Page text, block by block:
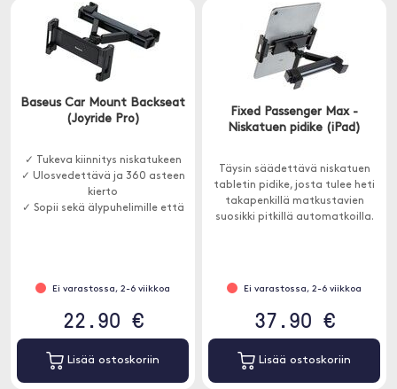
Baseus Car Mount Backseat
(Joyride Pro)
✓ Tukeva kiinnitys niskatukeen
✓ Ulosvedettävä ja 360 asteen
kierto
✓ Sopii sekä älypuhelimille että
Ei varastossa, 2-6 viikkoa
22.90 €
Lisää ostoskoriin
Fixed Passenger Max -
Niskatuen pidike (iPad)
Täysin säädettävä niskatuen
tabletin pidike, josta tulee heti
takapenkillä matkustavien
suosikki pitkillä automatkoilla.
Ei varastossa, 2-6 viikkoa
37.90 €
Lisää ostoskoriin